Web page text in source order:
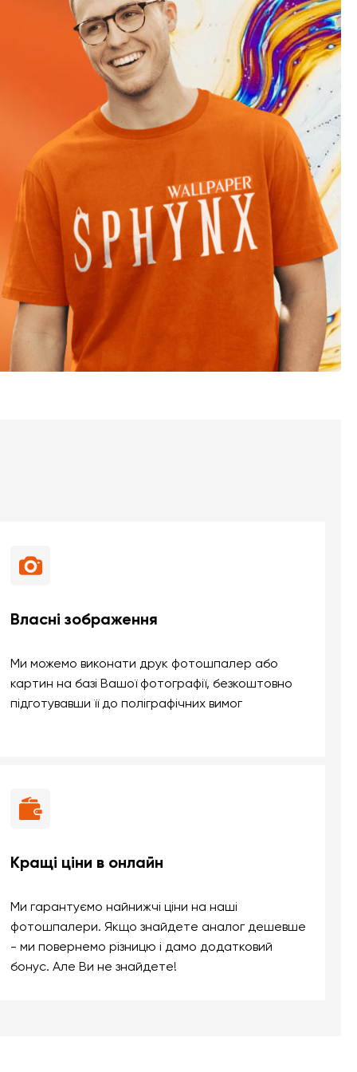
Власні зображення
Ми можемо виконати друк фотошпалер або
картин на базі Вашої фотографії, безкоштовно
підготувавши її до поліграфічних вимог
Кращі ціни в онлайн
Ми гарантуємо найнижчі ціни на наші
фотошпалери. Якщо знайдете аналог дешевше
- ми повернемо різницю і дамо додатковий
бонус. Але Ви не знайдете!